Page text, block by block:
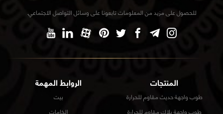
المنتجات
طوب واجهة حديث مقاوم للحرارة
الروابط المهمة
بيت
للحصول على مزيد من المعلومات تابعونا على وسائل التواصل الاجتماعي.